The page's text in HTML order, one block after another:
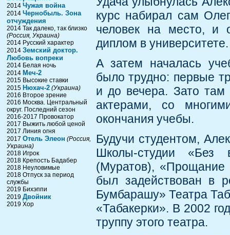
2014 Чужая война
2014 Чернобыль. Зона
отчуждения
2014 Так далеко, так близко
(Россия, Украина)
2014 Русский характер
2014 Земский доктор.
Любовь вопреки
2014 Белая ночь
2014 Меч-2
2015 Высокие ставки
2015 Нюхач-2 (Украина)
2016 Второе зрение
2016 Москва. Центральный
округ. Последний сезон
2016-2017 Провокатор
2017 Выжить любой ценой
2017 Линия огня
2017 Отель Элеон (Россия,
Украина)
2018 Игрок
2018 Крепость Бадабер
2018 Неуловимые
2018 Отпуск за период
службы
2019 Бихэппи
2019 Двойник
2019 Хор
курс набирал сам
человек на место, и
диплом в университете.
А затем началась
было трудно: первые
и до вечера. Зато там
актерами, со
окончания учебы.
Будучи студентом,
Школы-студии «Без
(Муратов), «Прощание
был задействован в
Бумбарашу» Театра
«Табакерки». В 2002
труппу этого театра.